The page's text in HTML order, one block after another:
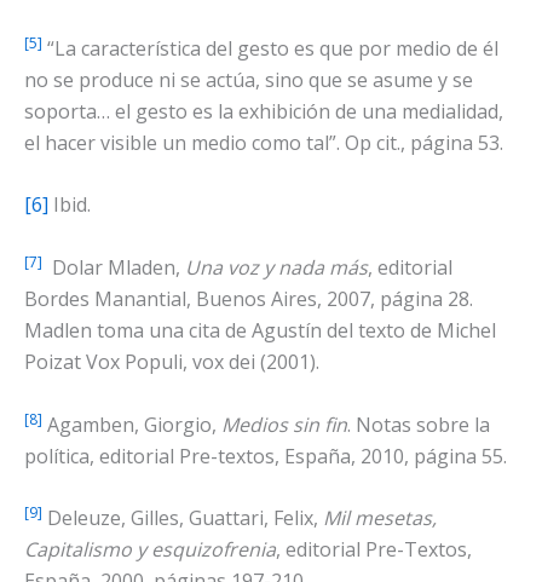
[5] “La característica del gesto es que por medio de él
no se produce ni se actúa, sino que se asume y se
soporta… el gesto es la exhibición de una medialidad,
el hacer visible un medio como tal”. Op cit., página 53.
[6] Ibid.
[7] Dolar Mladen, Una voz y nada más, editorial
Bordes Manantial, Buenos Aires, 2007, página 28.
Madlen toma una cita de Agustín del texto de Michel
Poizat Vox Populi, vox dei (2001).
[8] Agamben, Giorgio, Medios sin fin. Notas sobre la
política, editorial Pre-textos, España, 2010, página 55.
[9] Deleuze, Gilles, Guattari, Felix, Mil mesetas,
Capitalismo y esquizofrenia, editorial Pre-Textos,